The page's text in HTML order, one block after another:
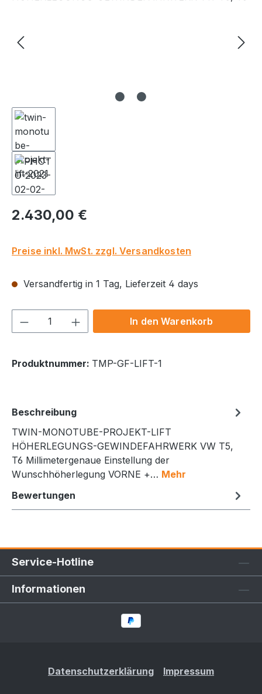
Regulärer Preis:
2.430,00 €
Preise inkl. MwSt. zzgl. Versandkosten
Versandfertig in 1 Tag, Lieferzeit 4 days
Produkt Anzahl: Gib denIn den Warenkorb
Produktnummer: TMP-GF-LIFT-1
Beschreibung
TWIN-MONOTUBE-PROJEKT-LIFT
HÖHERLEGUNGS-GEWINDEFAHRWERK VW T5,
T6 Millimetergenaue Einstellung der
Wunschhöherlegung VORNE +… Mehr
Bewertungen
Service-Hotline
Informationen
Datenschutzerklärung Impressum